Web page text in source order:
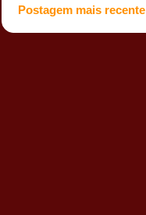
Postagem mais recente